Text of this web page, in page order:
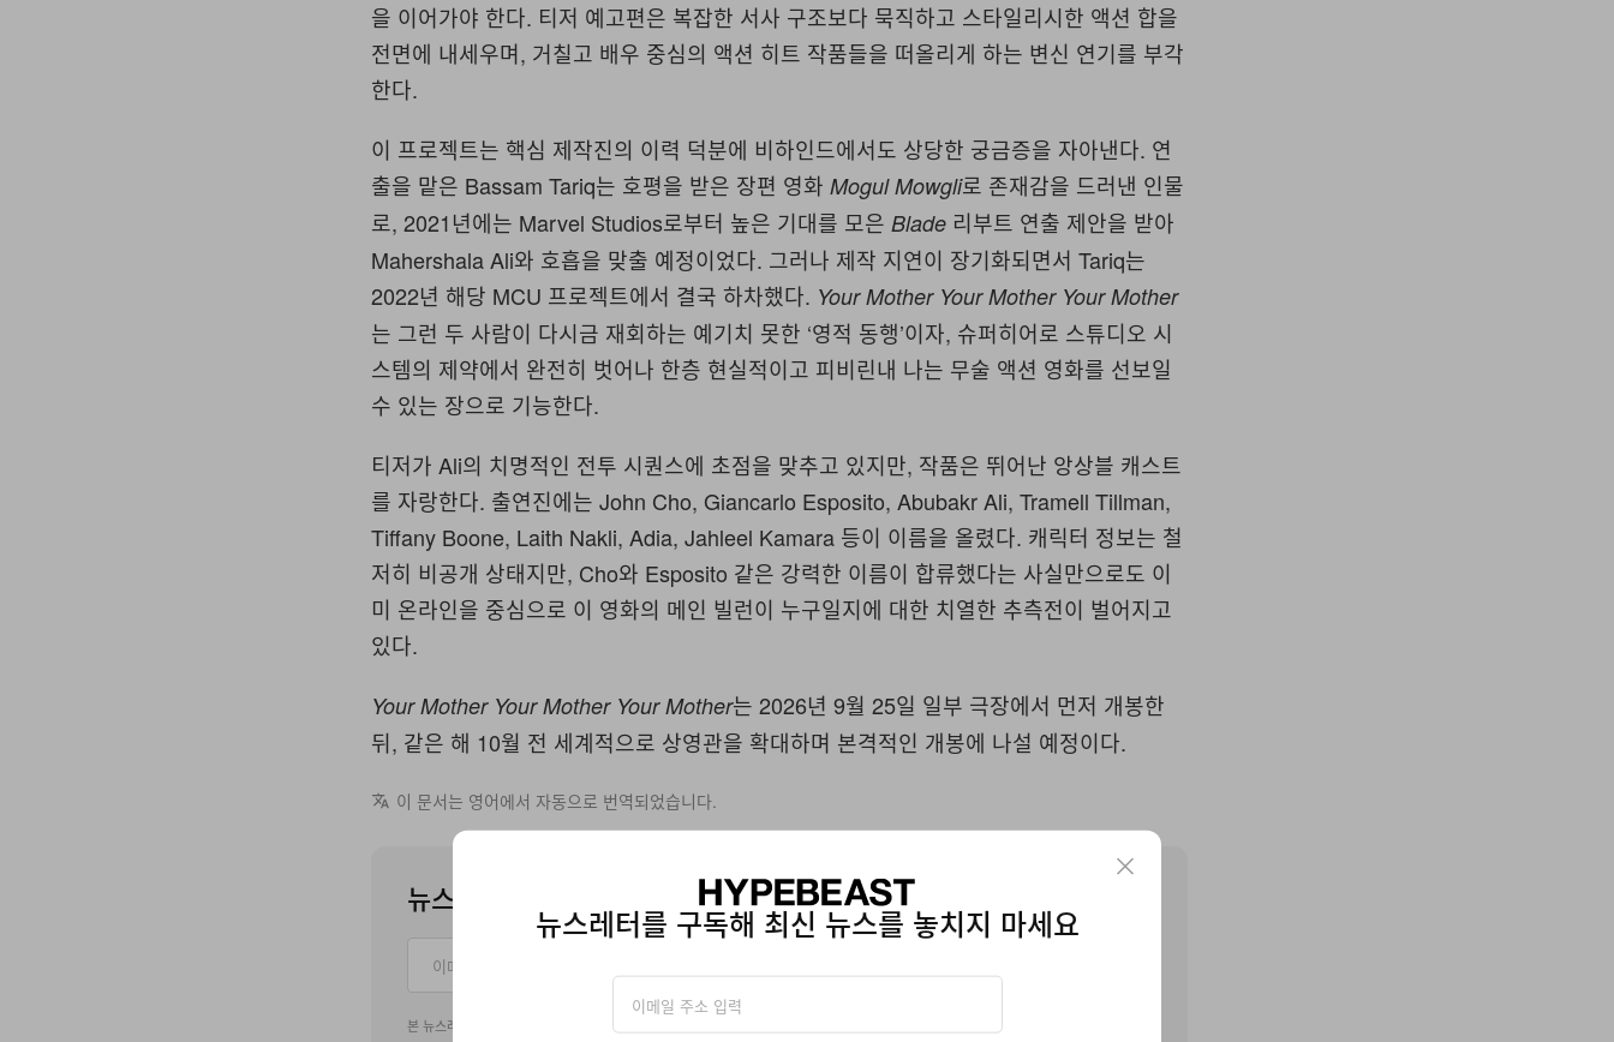
을 이어가야 한다. 티저 예고편은 복잡한 서사 구조보다 묵직하고 스타일리시한 액션 합을
전면에 내세우며, 거칠고 배우 중심의 액션 히트 작품들을 떠올리게 하는 변신 연기를 부각
한다.
이 프로젝트는 핵심 제작진의 이력 덕분에 비하인드에서도 상당한 궁금증을 자아낸다. 연
출을 맡은 Bassam Tariq는 호평을 받은 장편 영화Mogul Mowgli로 존재감을 드러낸 인물
로, 2021년에는 Marvel Studios로부터 높은 기대를 모은Blade 리부트 연출 제안을 받아
Mahershala Ali와 호흡을 맞출 예정이었다. 그러나 제작 지연이 장기화되면서 Tariq는
2022년 해당 MCU 프로젝트에서 결국 하차했다. Your Mother Your Mother Your Mother
는 그런 두 사람이 다시금 재회하는 예기치 못한 ‘영적 동행’이자, 슈퍼히어로 스튜디오 시
스템의 제약에서 완전히 벗어나 한층 현실적이고 피비린내 나는 무술 액션 영화를 선보일
수 있는 장으로 기능한다.
티저가 Ali의 치명적인 전투 시퀀스에 초점을 맞추고 있지만, 작품은 뛰어난 앙상블 캐스트
를 자랑한다. 출연진에는 John Cho, Giancarlo Esposito, Abubakr Ali, Tramell Tillman,
Tiffany Boone, Laith Nakli, Adia, Jahleel Kamara 등이 이름을 올렸다. 캐릭터 정보는 철
저히 비공개 상태지만, Cho와 Esposito 같은 강력한 이름이 합류했다는 사실만으로도 이
미 온라인을 중심으로 이 영화의 메인 빌런이 누구일지에 대한 치열한 추측전이 벌어지고
있다.
Your Mother Your Mother Your Mother는 2026년 9월 25일 일부 극장에서 먼저 개봉한
뒤, 같은 해 10월 전 세계적으로 상영관을 확대하며 본격적인 개봉에 나설 예정이다.
이 문서는 영어에서 자동으로 번역되었습니다.
뉴스레터를 구독해 최신 뉴스를 놓치지 마세요
본 뉴스레터 구독 신청에 따라 자사의 개인정보수집
뉴스레터를 구독해 최신 뉴스를 놓치지 마세요